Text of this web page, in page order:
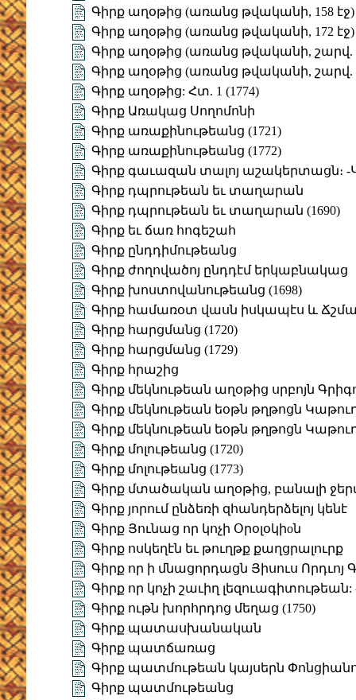
Գիրք աղօթից (առանց թվականի, 158 էջ)
Գիրք աղօթից (առանց թվականի, 172 էջ)
Գիրք աղօթից (առանց թվականի, շարվ.
Գիրք աղօթից (առանց թվականի, շարվ.
Գիրք աղօթից: Հտ. 1 (1774)
Գիրք Առակաց Սողոմոնի
Գիրք առաքինութեանց (1721)
Գիրք առաքինութեանց (1772)
Գիրք գաւազան տալոյ աշակերտացն։
Գիրք դպրութեան եւ տաղարան
Գիրք դպրութեան եւ տաղարան (1690)
Գիրք եւ ճառ հոգեշահ
Գիրք ընդդիմութեանց
Գիրք ժողովածոյ ընդդէմ երկաբնակաց
Գիրք խոստովանութեանց (1698)
Գիրք համառօտ վասն իսկապէս և
Գիրք հարցմանց (1720)
Գիրք հարցմանց (1729)
Գիրք հրաշից
Գիրք մեկնութեան աղօթից սրբոյն
Գիրք մեկնութեան եօթն թղթոցն
Գիրք մեկնութեան եօթն թղթոցն
Գիրք մոլութեանց (1720)
Գիրք մոլութեանց (1773)
Գիրք մտածական աղօթից, բանալի
Գիրք յորում ընձեռի զհանդերձելոյ կենէ
Գիրք Յունաց որ կոչի Օրօլօկիoն
Գիրք ոսկեղէն եւ թուղթք քաղցրալուրք
Գիրք որ ի մնացորդացն Յիսուս Որդւոյ
Գիրք որ կոչի շաւիղ
Գիրք ութն խորհրդոց մեղաց (1750)
Գիրք պատասխանական
Գիրք պատճառաց
Գիրք պատմութեան կայսերն
Գիրք պատմութեանց